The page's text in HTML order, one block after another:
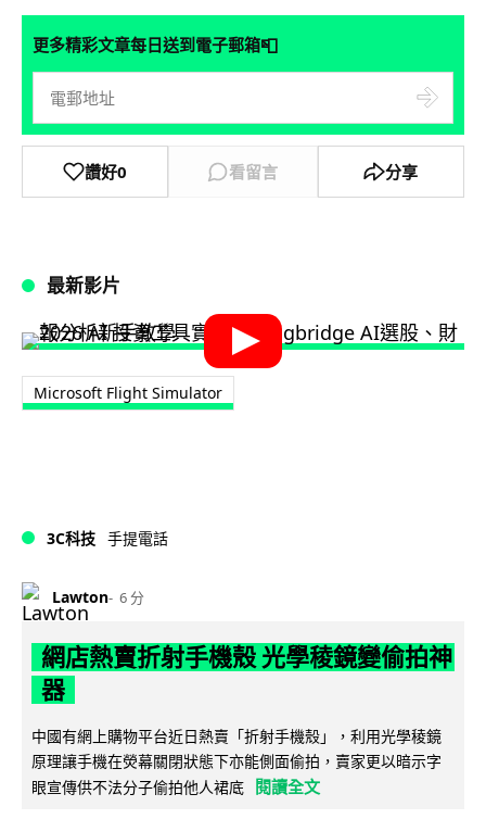
更多精彩文章每日送到電子郵箱📮
讚好0 看留言 分享
最新影片
Microsoft Flight Simulator
3C科技 手提電話
Lawton 6 分
網店熱賣折射手機殼 光學稜鏡變偷拍神
器
中國有網上購物平台近日熱賣「折射手機殼」，利用光學稜鏡
原理讓手機在熒幕關閉狀態下亦能側面偷拍，賣家更以暗示字
眼宣傳供不法分子偷拍他人裙底 閱讀全文